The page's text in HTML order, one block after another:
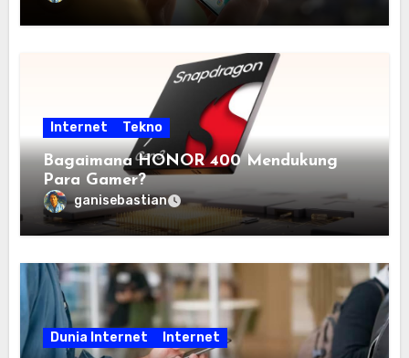
Internet Tekno
Bagaimana HONOR 400 Mendukung
Para Gamer?
ganisebastian
Dunia Internet Internet